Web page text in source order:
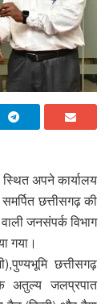
अपने कार्यालय
छत्तीसगढ़ की
जनसंपर्क विभाग
गया।
छत्तीसगढ़
के अतुल्य जलप्रपात